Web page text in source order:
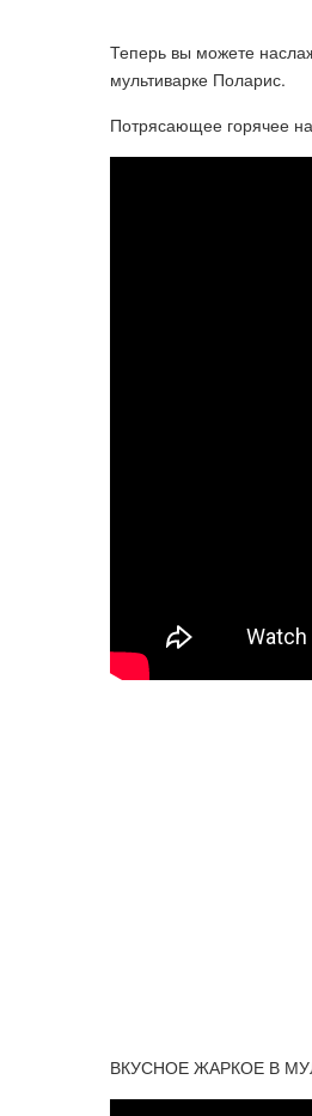
Теперь вы можете
мультиварке Поларис.
Потрясающее горячее
ВКУСНОЕ ЖАРКОЕ В